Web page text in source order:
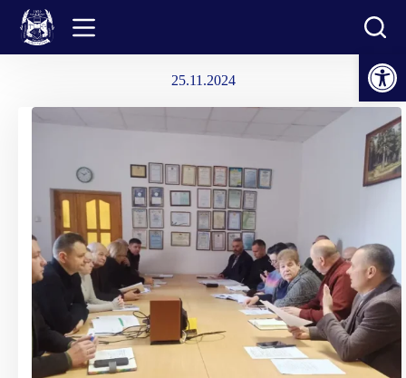
Відкрити Панель інструментів
Перейти
вмісту
25.11.2024